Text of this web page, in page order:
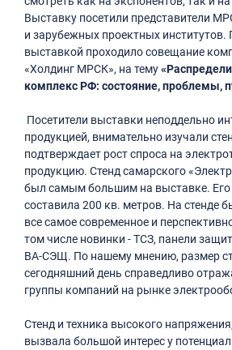
Выставку посетили представители
и зарубежных проектных институтов.
выставкой проходило совещание
«Холдинг МРСК», на тему
комплекс РФ: состояние, проблемы,
Посетители выставки неподдельно
продукцией, внимательно изучали
подтверждает рост спроса на
продукцию. Стенд самарского
был самым большим на выставке.
составила 200 кв. метров. На стенде
все самое современное и
том числе новинки - ТСЗ, панели
ВА-СЭЩ. По нашему мнению, размер
сегодняшний день справедливо
группы компаний на рынке
Стенд и техника высокого
вызвала большой интерес у